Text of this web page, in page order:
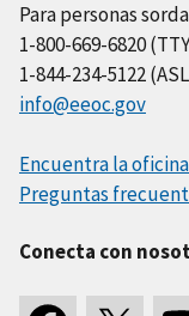
Para personas
1-800-669-6820
1-844-234-5122
info@eeoc.gov
Encuentra la
Preguntas
Conecta con